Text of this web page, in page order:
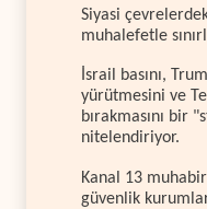
Siyasi
muhalefetle
İsrail basını,
yürütmesini ve
bırakmasını bir
nitelendiriyor.
Kanal 13
güvenlik